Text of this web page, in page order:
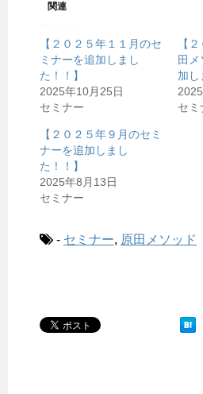
関連
【２０２５年１１月のセ
ミナーを追加しまし
た！！】
2025年10月25日
セミナー
【
田
加し
セミ
【２０２５年９月のセミ
ナーを追加しまし
た！！】
2025年8月13日
セミナー
- セミナー, 原田メソッド